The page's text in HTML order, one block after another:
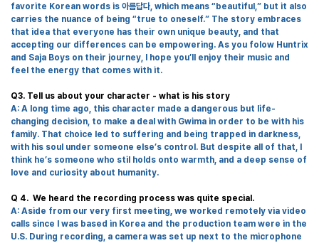
favorite Korean words is 아름답다 , which means “beautiful, ” but it also
carries the nuance of being “true to oneself.” The story embraces
that idea that everyone has their own unique beauty, and that
accepting our differences can be empowering. As you folow Huntrix
and Saja Boys on their journey, I hope you’ll enjoy their music and
feel the energy that comes with it.
Q3. Tell us about your character - what is his story
A: A long time ago, this character made a dangerous but life-
changing decision, to make a deal with Gwima in order to be with his
family. That choice led to suffering and being trapped in darkness,
with his soul under someone else’s control. But despite all of that, I
think he’s someone who stil holds onto warmth, and a deep sense of
love and curiosity about humanity.
Q 4. We heard the recording process was quite special.
A: Aside from our very first meeting, we worked remotely via video
calls since I was based in Korea and the production team were in the
U.S. During recording, a camera was set up next to the microphone